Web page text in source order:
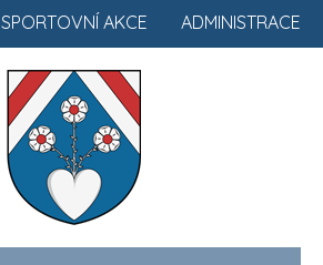
ADMINISTRACE
SPORTOVNÍ AKCE